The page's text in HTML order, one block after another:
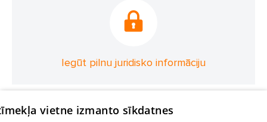
Iegūt pilnu juridisko informāciju
vietne izmanto sīkdatnes